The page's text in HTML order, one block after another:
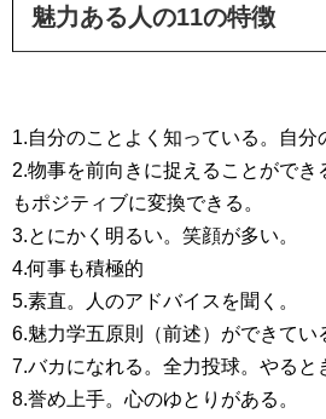
魅力ある人の11の特徴
1.自分のことよく知っている。自分
2.物事を前向きに捉えることができ
もポジティブに変換できる。
3.とにかく明るい。笑顔が多い。
4.何事も積極的
5.素直。人のアドバイスを聞く。
6.魅力学五原則（前述）ができてい
7.バカになれる。全力投球。やると
8.誉め上手。心のゆとりがある。